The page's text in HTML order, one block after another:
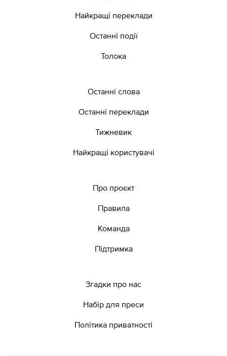
Найкращі переклади
Останні події
Толока
Останні слова
Останні переклади
Тижневик
Найкращі користувачі
Про проєкт
Правила
Команда
Підтримка
Згадки про нас
Набір для преси
Політика приватності